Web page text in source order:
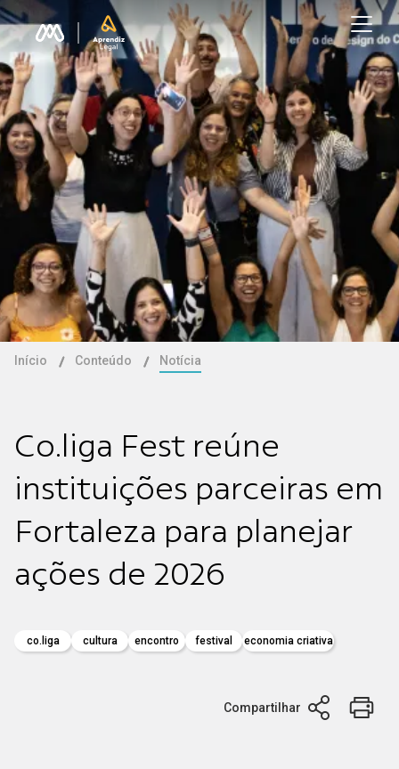
Início Conteúdo Notícia
Co.liga Fest reúne
instituições parceiras em
Fortaleza para planejar
ações de 2026
co.liga cultura encontro festival economia criativa
Compartilhar